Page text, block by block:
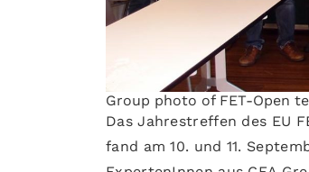
Group photo of FET-Open
Das Jahrestreffen des EU
fand am 10. und 11.